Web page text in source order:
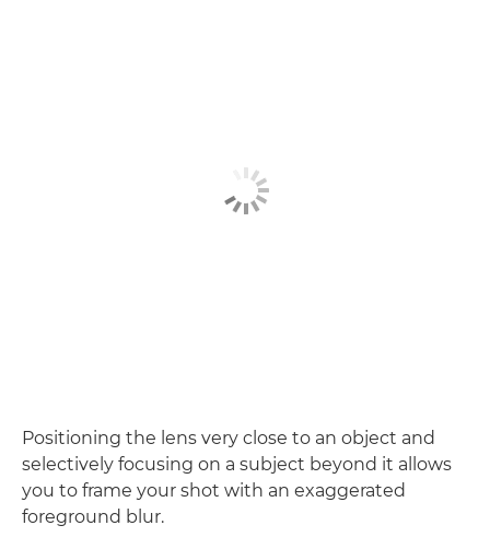
Positioning the lens very close to an object and
selectively focusing on a subject beyond it allows
you to frame your shot with an exaggerated
foreground blur.